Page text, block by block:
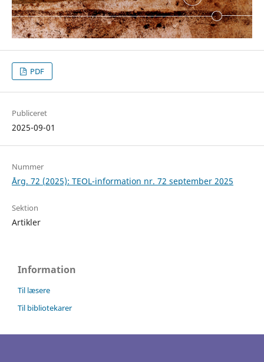
PDF
Publiceret
2025-09-01
Nummer
Årg. 72 (2025): TEOL-information nr. 72 september 2025
Sektion
Artikler
Information
Til læsere
Til bibliotekarer